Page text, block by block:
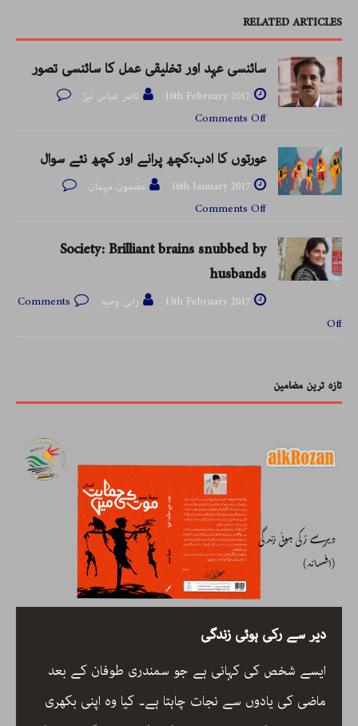
RELATED ARTICLES
سائنسی عہد اور تخلیقی عمل کا سائنسی تصور
16th February 2017
ناصر عباس نیرّ
Comments Off
عورتوں کا ادب:کچھ پرانے اور کچھ نئے سوال
16th January 2017
مضمون مہمان
Comments Off
Society: Brilliant brains snubbed by
husbands
13th February 2017 رابی وحید
Comments
Off
تازہ ترین مضامین
رحیم معینی کرمانشاہی، نیّر مسعود اور صبرِ خدا
رحیم معینی کرمانشاہی کی بصری شاعری، نیّر مسعود کا
دلگ داز ترجمہ صبرِ خدا، اور ایرانی شعری روایت کے